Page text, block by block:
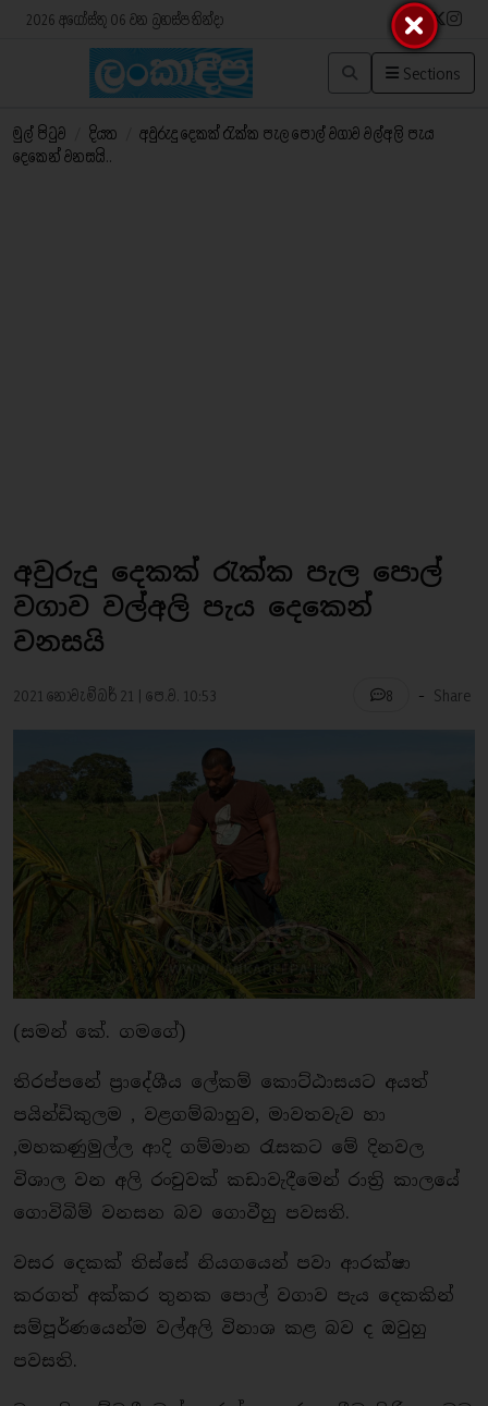
2026 අගෝස්තු 06 වන බ්‍රහස්පතින්දා
Sections
මුල් පිටුව දියත
අවුරුදු දෙකක් රැක්ක පැල පොල් වගාව වල්අලි පැය
දෙකෙන් වනසයි..
අවුරුදු දෙකක් රැක්ක පැල පොල්
වගාව වල්අලි පැය දෙකෙන්
වනසයි
2021 නොවැම්බර් 21 | පෙ.ව. 10:53 8 - Share
(සමන් කේ. ගමගේ)
තිරප්පනේ ප්‍රාදේශීය ලේකම් කොට්ඨාසයට අයත්
පයින්ඩිකුලම , වළගම්බාහුව, මාවතවැව හා
,මහකණුමුල්ල ආදි ගම්මාන රැසකට මේ දිනවල
විශාල වන අලි රංචුවක් කඩාවැදීමෙන් රාත්‍රි කාලයේ
ගොවිබිම් වනසන බව ගොවීහු පවසති.
වසර දෙකක් තිස්සේ නියගයෙන් පවා ආරක්ෂා
කරගත් අක්කර තුනක පොල් වගාව පැය දෙකකින්
සම්පූර්ණයෙන්ම වල්අලි විනාශ කළ බව ද ඔවුහු
පවසති.